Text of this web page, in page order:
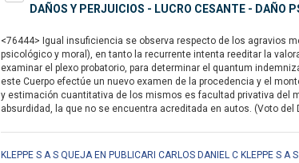
DAÑOS Y PERJUICIOS - LUCRO CESANTE - DAÑO
<76444> Igual insuficiencia se observa respecto de los agravios
psicológico y moral), en tanto la recurrente intenta reeditar la
examinar el plexo probatorio, para determinar el quantum
este Cuerpo efectúe un nuevo examen de la procedencia y el
y estimación cuantitativa de los mismos es facultad privativa del
absurdidad, la que no se encuentra acreditada en autos. (Voto
KLEPPE S A S QUEJA EN PUBLICARI CARLOS DANIEL C KLEPPE S A